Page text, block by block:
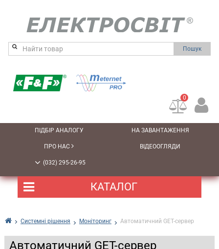
Пошук
0
КАТАЛОГ
ПІДБІР АНАЛОГУ НА ЗАВАНТАЖЕННЯ
ПРО НАС ВІДЕООГЛЯДИ
(032) 295-26-95
Системні рішення Моніторинг Автоматичний GET-сервер
Автоматичний GET-сервер